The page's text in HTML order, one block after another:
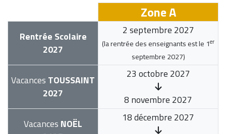
Zone A
Rentrée Scolaire
2027
2 septembre 2027
(la rentrée des enseignants est le 1er
septembre 2027)
Vacances TOUSSAINT
2027
23 octobre 2027
8 novembre 2027
Vacances NOËL
18 décembre 2027